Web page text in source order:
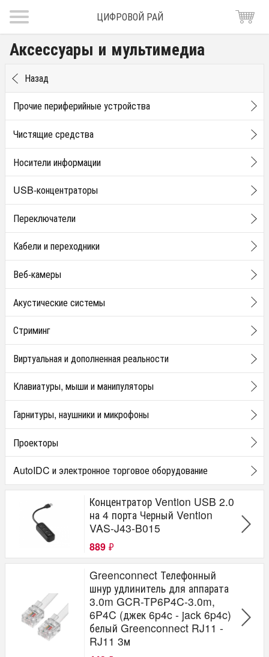
ЦИФРОВОЙ РАЙ
Аксессуары и мультимедиа
Назад
Прочие периферийные устройства
Чистящие средства
Носители информации
USB-концентраторы
Переключатели
Кабели и переходники
Веб-камеры
Акустические системы
Стриминг
Виртуальная и дополненная реальности
Клавиатуры, мыши и манипуляторы
Гарнитуры, наушники и микрофоны
Проекторы
AutoIDC и электронное торговое оборудование
Концентратор Vention USB 2.0
на 4 порта Черный Vention
VAS-J43-B015
889 ₽
Greenconnect Телефонный
шнур удлинитель для аппарата
3.0m GCR-TP6P4C-3.0m,
6P4C (джек 6p4c - jack 6p4c)
белый Greenconnect RJ11 -
RJ11 3м